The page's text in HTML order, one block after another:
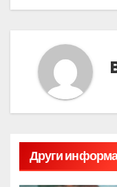
Други